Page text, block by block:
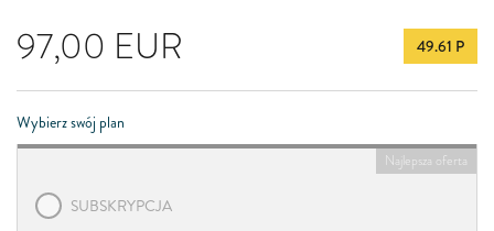
97,00 EUR 49.61 P
Wybierz swój plan
Najlepsza oferta
SUBSKRYPCJA